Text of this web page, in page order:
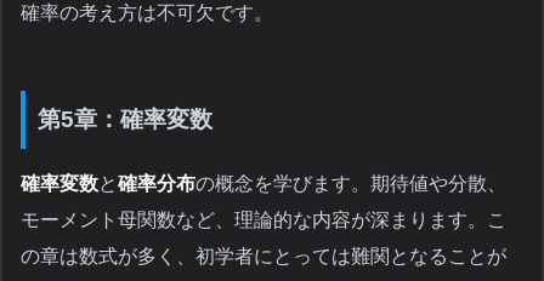
確率の考え方は不可欠です。
第5章：確率変数
確率変数と確率分布の概念を学びます。期待値や分散、
モーメント母関数など、理論的な内容が深まります。こ
の章は数式が多く、初学者にとっては難関となることが